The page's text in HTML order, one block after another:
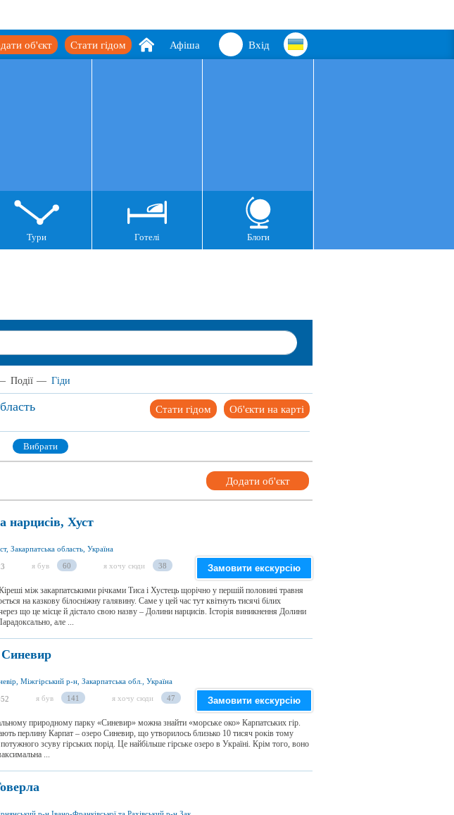
Вхід
Афіша
Стати гідом
об'єкт
Тури Готелі Блоги
Події — Гіди
Об'єкти на карті
Стати гідом
Вибрати
Додати об'єкт
нарцисів, Хуст
Закарпатська область, Україна
я був 60 я хочу сюди 38 Замовити екскурсію
між закарпатськими річками Тиса і Хустець щорічно у першій половині травня
на казкову білосніжну галявину. Саме у цей час тут квітнуть тисячі білих
що це місце й дістало свою назву – Долини нарцисів. Історія виникнення Долини
але ...
Міжгірський р-н, Закарпатська обл., Україна
я був 141 я хочу сюди 47 Замовити екскурсію
природному парку «Синевир» можна знайти «морське око» Карпатських гір.
перлину Карпат – озеро Синевир, що утворилось близько 10 тисяч років тому
зсуву гірських порід. Це найбільше гірське озеро в Україні. Крім того, воно
...